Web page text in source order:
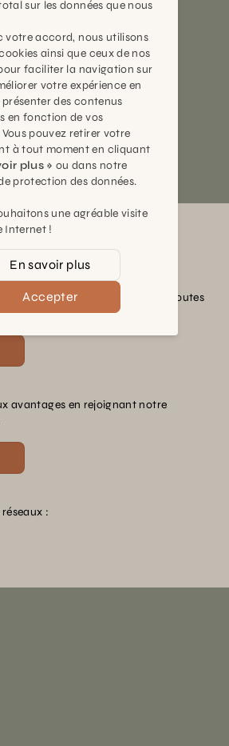
25
nos conseils pratiques et toutes
avantages en rejoignant notre
:
sur les données que nous
votre accord, nous utilisons
ainsi que ceux de nos
faciliter la navigation sur
votre expérience en
des contenus
en fonction de vos
pouvez retirer votre
à tout moment en cliquant
plus » ou dans notre
protection des données.
une agréable visite
Internet !
En savoir plus
Accepter